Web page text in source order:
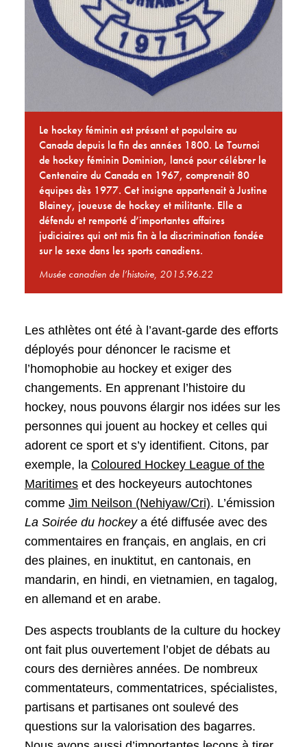
Le hockey féminin est présent et populaire au
Canada depuis la fin des années 1800. Le Tournoi
de hockey féminin Dominion, lancé pour célébrer le
Centenaire du Canada en 1967, comprenait 80
équipes dès 1977. Cet insigne appartenait à Justine
Blainey, joueuse de hockey et militante. Elle a
défendu et remporté d’importantes affaires
judiciaires qui ont mis fin à la discrimination fondée
sur le sexe dans les sports canadiens.
Musée canadien de l’histoire, 2015.96.22
Les athlètes ont été à l’avant-garde des efforts
déployés pour dénoncer le racisme et
l’homophobie au hockey et exiger des
changements. En apprenant l’histoire du
hockey, nous pouvons élargir nos idées sur les
personnes qui jouent au hockey et celles qui
adorent ce sport et s’y identifient. Citons, par
exemple, la Coloured Hockey League of the
Maritimes et des hockeyeurs autochtones
comme Jim Neilson (Nehiyaw/Cri). L’émission
La Soirée du hockeya été diffusée avec des
commentaires en français, en anglais, en cri
des plaines, en inuktitut, en cantonais, en
mandarin, en hindi, en vietnamien, en tagalog,
en allemand et en arabe.
Des aspects troublants de la culture du hockey
ont fait plus ouvertement l’objet de débats au
cours des dernières années. De nombreux
commentateurs, commentatrices, spécialistes,
partisans et partisanes ont soulevé des
questions sur la valorisation des bagarres.